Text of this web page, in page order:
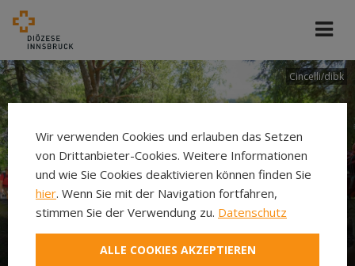
Cincelli/dibk
Neuer Pilgerweg Via
Wir verwenden Cookies und erlauben das Setzen
von Drittanbieter-Cookies. Weitere Informationen
und wie Sie Cookies deaktivieren können finden Sie
hier. Wenn Sie mit der Navigation fortfahren,
stimmen Sie der Verwendung zu. Datenschutz
ALLE COOKIES AKZEPTIEREN